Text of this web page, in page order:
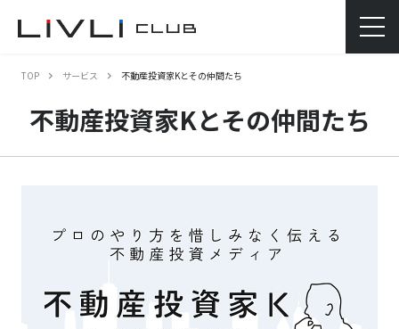
TOP サービス 不動産投資家Kとその仲間たち
不動産投資家Kとその仲間たち